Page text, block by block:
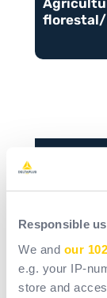
Responsible
We and our
e.g. your IP-
store and
florestal/
Serviços